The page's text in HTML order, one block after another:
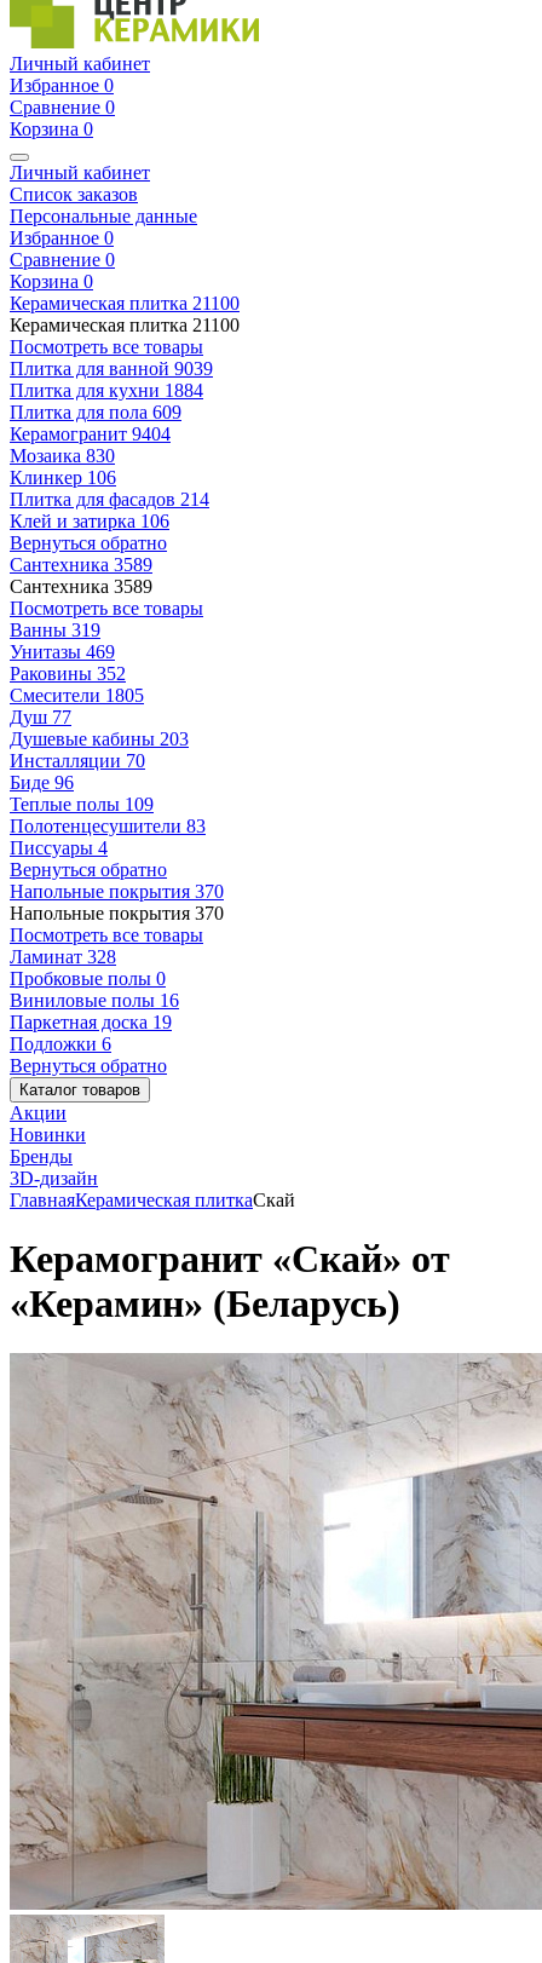
Личный кабинет
Избранное 0
Сравнение 0
Корзина 0
Личный кабинет
Список заказов
Персональные данные
Избранное 0
Сравнение 0
Корзина 0
Керамическая плитка 21100
Керамическая плитка 21100
Посмотреть все товары
Плитка для ванной 9039
Плитка для кухни 1884
Плитка для пола 609
Керамогранит 9404
Мозаика 830
Клинкер 106
Плитка для фасадов 214
Клей и затирка 106
Вернуться обратно
Сантехника 3589
Сантехника 3589
Посмотреть все товары
Ванны 319
Унитазы 469
Раковины 352
Смесители 1805
Душ 77
Душевые кабины 203
Инсталляции 70
Биде 96
Теплые полы 109
Полотенцесушители 83
Писсуары 4
Вернуться обратно
Напольные покрытия 370
Напольные покрытия 370
Посмотреть все товары
Ламинат 328
Пробковые полы 0
Виниловые полы 16
Паркетная доска 19
Подложки 6
Вернуться обратно
Каталог товаров
Акции
Новинки
Бренды
3D-дизайн
ГлавнаяКерамическая плиткаСкай
Керамогранит «Скай» от
«Керамин» (Беларусь)